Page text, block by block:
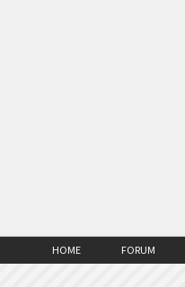
HOME FORUM